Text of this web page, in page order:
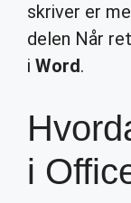
skriver er
delen Når
iWord.
i